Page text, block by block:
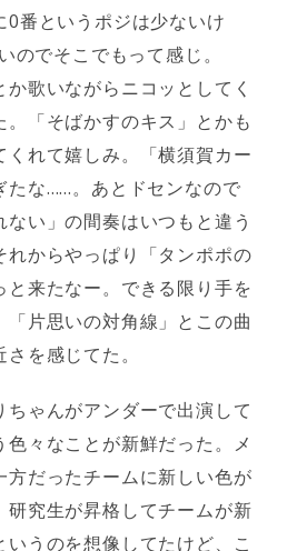
0番というポジは少ないけ
のでそこでもって感じ。
か歌いながらニコッとしてく
「そばかすのキス」とかも
れて嬉しみ。「横須賀カー
たな……。あとドセンなので
ない」の間奏はいつもと違う
れからやっぱり「タンポポの
来たなー。できる限り手を
片思いの対角線」とこの曲
を感じてた。
ゃんがアンダーで出演して
々なことが新鮮だった。メ
方だったチームに新しい色が
研究生が昇格してチームが新
いうのを想像してたけど、こ